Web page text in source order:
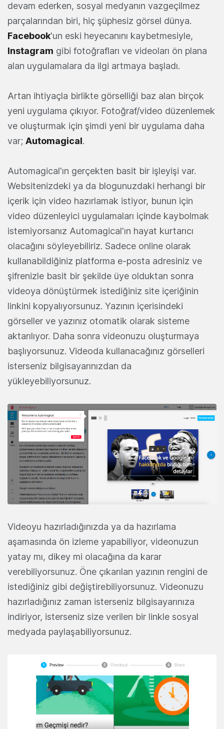
devam ederken, sosyal medyanın vazgeçilmez
parçalarından biri, hiç şüphesiz görsel dünya.
Facebook'un eski heyecanını kaybetmesiyle,
Instagram gibi fotoğrafları ve videoları ön plana
alan uygulamalara da ilgi artmaya başladı.
Artan ihtiyaçla birlikte görselliği baz alan birçok
yeni uygulama çıkıyor. Fotoğraf/video düzenlemek
ve oluşturmak için şimdi yeni bir uygulama daha
var; Automagical.
Automagical'ın gerçekten basit bir işleyişi var.
Websitenizdeki ya da blogunuzdaki herhangi bir
içerik için video hazırlamak istiyor, bunun için
video düzenleyici uygulamaları içinde kaybolmak
istemiyorsanız Automagical'ın hayat kurtarıcı
olacağını söyleyebiliriz. Sadece online olarak
kullanabildiğiniz platforma e-posta adresiniz ve
şifrenizle basit bir şekilde üye olduktan sonra
videoya dönüştürmek istediğiniz site içeriğinin
linkini kopyalıyorsunuz. Yazının içerisindeki
görseller ve yazınız otomatik olarak sisteme
aktarılıyor. Daha sonra videonuzu oluşturmaya
başlıyorsunuz. Videoda kullanacağınız görselleri
isterseniz bilgisayarınızdan da
yükleyebiliyorsunuz.
Videoyu hazırladığınızda ya da hazırlama
aşamasında ön izleme yapabiliyor, videonuzun
yatay mı, dikey mi olacağına da karar
verebiliyorsunuz. Öne çıkarılan yazının rengini de
istediğiniz gibi değiştirebiliyorsunuz. Videonuzu
hazırladığınız zaman isterseniz bilgisayarınıza
indiriyor, isterseniz size verilen bir linkle sosyal
medyada paylaşabiliyorsunuz.